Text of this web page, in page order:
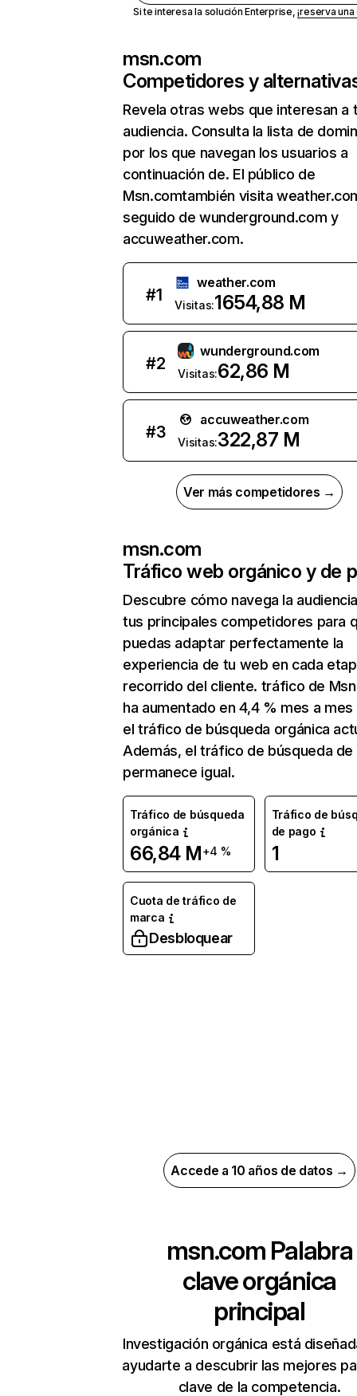
Si te interesa la solución Enterprise,¡reserva
msn.com
Competidores y
Revela otras webs que interesan a
audiencia. Consulta la lista de
por los que navegan los usuarios a
continuación de. El público de
Msn.comtambién visita
seguido de wunderground.com y
accuweather.com.
#1
weather.com
Visitas:1654,88 M
#2
wunderground.com
Visitas:62,86 M
#3
accuweather.com
Visitas:322,87 M
Ver más competidores →
msn.com
Tráfico web orgánico y de
Descubre cómo navega la
tus principales competidores para
puedas adaptar perfectamente la
experiencia de tu web en cada
recorrido del cliente. tráfico de
ha aumentado en 4,4 % mes a mes
el tráfico de búsqueda orgánica
Además, el tráfico de búsqueda de
permanece igual.
Tráfico de búsqueda
orgánica
66,84 M+4 %
Tráfico de
de pago
1
Cuota de tráfico de
marca
Desbloquear
Accede a 10 años de datos →
msn.com Palabra
clave orgánica
principal
Investigación orgánica está
ayudarte a descubrir las mejores
clave de la competencia.